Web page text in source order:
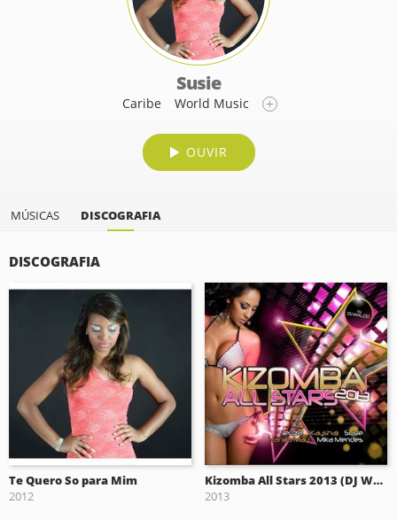
Susie
Caribe World Music
OUVIR
MÚSICAS DISCOGRAFIA
DISCOGRAFIA
Te Quero So para Mim
2012
Kizomba All Stars 2013 (DJ Waldo Presents)
2013